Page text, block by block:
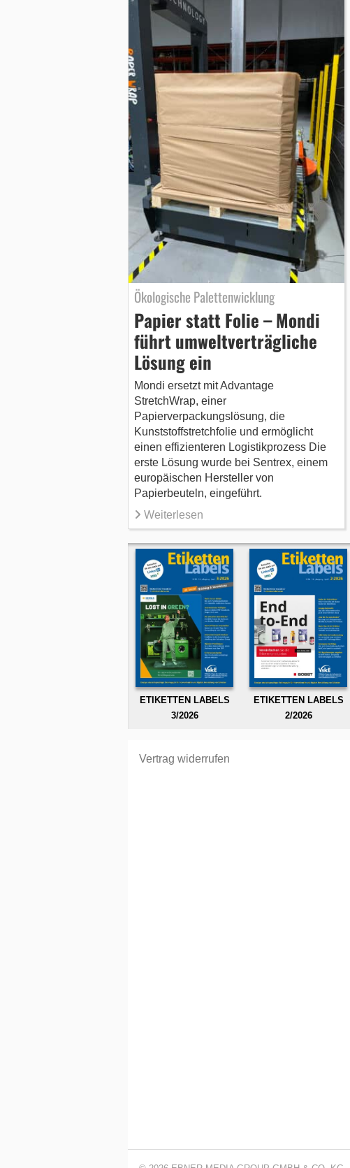
Ökologische Palettenwicklung
Papier statt Folie – Mondi
führt umweltverträgliche
Lösung ein
Mondi ersetzt mit Advantage
StretchWrap, einer
Papierverpackungslösung, die
Kunststoffstretchfolie und ermöglicht
einen effizienteren Logistikprozess Die
erste Lösung wurde bei Sentrex, einem
europäischen Hersteller von
Papierbeuteln, eingeführt.
Weiterlesen
ETIKETTEN LABELS
3/2026
ETIKETTEN LABELS
2/2026
Vertrag widerrufen